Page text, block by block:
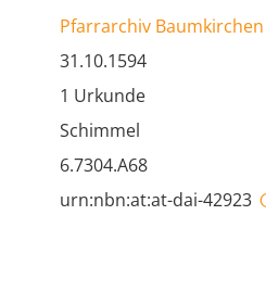
Pfarrarchiv Baumkirchen
31.10.1594
1 Urkunde
Schimmel
6.7304.A68
urn:nbn:at:at-dai-42923